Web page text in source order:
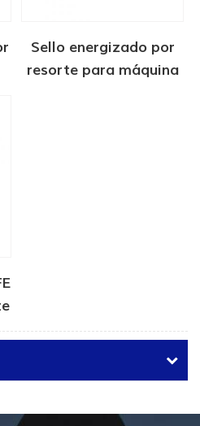
Sello energizado por
resorte para máquina